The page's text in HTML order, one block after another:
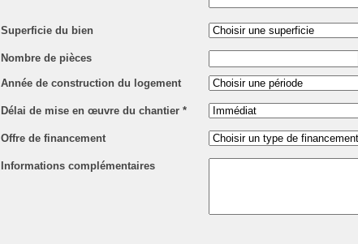
Superficie du bien
Nombre de pièces
Année de construction du logement
Délai de mise en œuvre du chantier*
Offre de financement
Informations complémentaires